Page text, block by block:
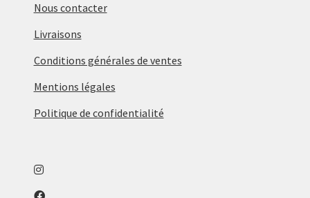
Nous contacter
Livraisons
Conditions générales de ventes
Mentions légales
Politique de confidentialité